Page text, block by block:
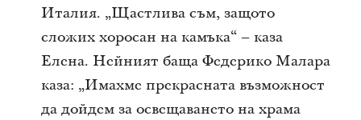
Италия. „Щастлива съм, защото
сложих хоросан на камъка“ – каза
Елена. Нейният баща Федерико Малара
каза: „Имахме прекрасната възможност
да дойдем за освещаването на храма